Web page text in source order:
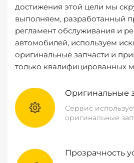
достижения этой цели мы
выполняем, разработанный
регламент обслуживания и
автомобилей, используем
оригинальные запчасти и
только квалифицированных
Оригинальные
Сервис
оригинальные
Прозрачность